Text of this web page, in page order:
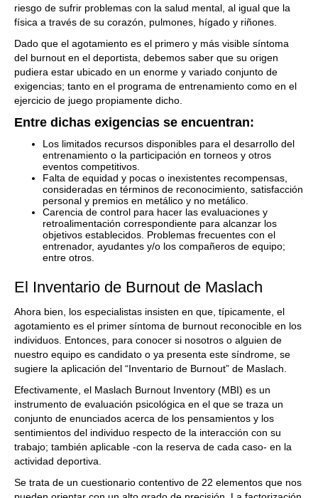
riesgo de sufrir problemas con la salud mental, al igual que la
física a través de su corazón, pulmones, hígado y riñones.
Dado que el agotamiento es el primero y más visible síntoma
del burnout en el deportista, debemos saber que su origen
pudiera estar ubicado en un enorme y variado conjunto de
exigencias; tanto en el programa de entrenamiento como en el
ejercicio de juego propiamente dicho.
Entre dichas exigencias se encuentran:
Los limitados recursos disponibles para el desarrollo del
entrenamiento o la participación en torneos y otros
eventos competitivos.
Falta de equidad y pocas o inexistentes recompensas,
consideradas en términos de reconocimiento, satisfacción
personal y premios en metálico y no metálico.
Carencia de control para hacer las evaluaciones y
retroalimentación correspondiente para alcanzar los
objetivos establecidos. Problemas frecuentes con el
entrenador, ayudantes y/o los compañeros de equipo;
entre otros.
El Inventario de Burnout de Maslach
Ahora bien, los especialistas insisten en que, típicamente, el
agotamiento es el primer síntoma de burnout reconocible en los
individuos. Entonces, para conocer si nosotros o alguien de
nuestro equipo es candidato o ya presenta este síndrome, se
sugiere la aplicación del “Inventario de Burnout” de Maslach.
Efectivamente, el Maslach Burnout Inventory (MBI) es un
instrumento de evaluación psicológica en el que se traza un
conjunto de enunciados acerca de los pensamientos y los
sentimientos del individuo respecto de la interacción con su
trabajo; también aplicable -con la reserva de cada caso- en la
actividad deportiva.
Se trata de un cuestionario contentivo de 22 elementos que nos